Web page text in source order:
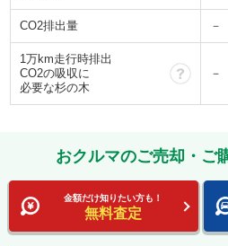
CO2排出量 －
1万km走行時排出
CO2の吸収に
必要な杉の木
－
おクルマのご売却・ご
金額だけ知りたい方も！
無料査定